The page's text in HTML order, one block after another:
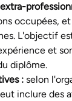
occupées,
L'objectif
et
diplôme.
: selon
inclure des